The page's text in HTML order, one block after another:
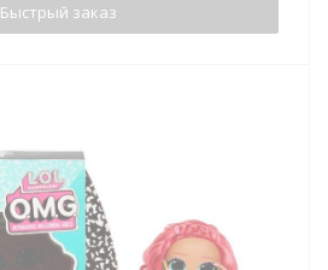
Быстрый заказ